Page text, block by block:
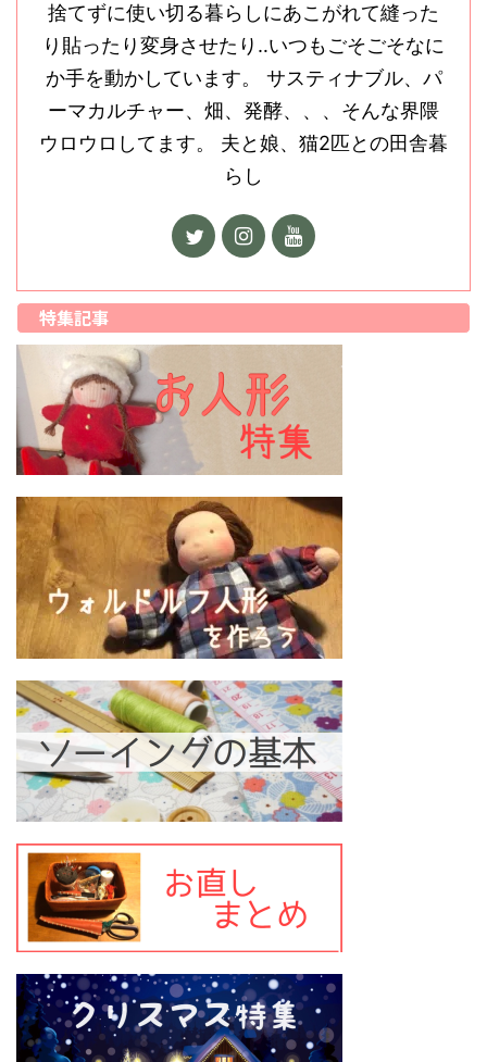
捨てずに使い切る暮らしにあこがれて縫った
り貼ったり変身させたり‥いつもごそごそなに
か手を動かしています。 サスティナブル、パ
ーマカルチャー、畑、発酵、、、そんな界隈
ウロウロしてます。 夫と娘、猫2匹との田舎暮
らし
特集記事